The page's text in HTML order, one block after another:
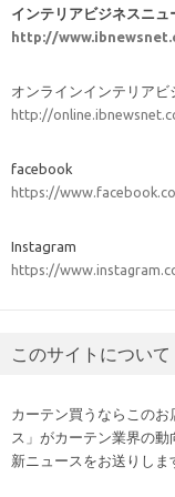
インテリアビジネスニュ
http://
オンラインインテリアビ
http://
facebook
https://
Instagram
https://
このサイトについて
カーテン買うならこの
ス」がカーテン業界の
新ニュースをお送りしま